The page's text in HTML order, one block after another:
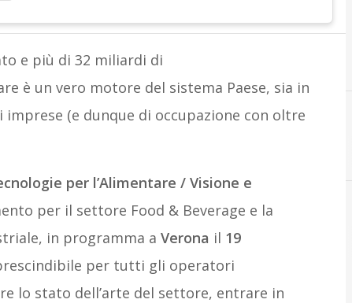
e più di 32 miliardi di
è un vero motore del sistema Paese, sia in
(e dunque di occupazione con oltre
per l’Alimentare / Visione e
per il settore Food & Beverage e la
in programma a Verona il 19
per tutti gli operatori
lo stato dell’arte del settore, entrare in